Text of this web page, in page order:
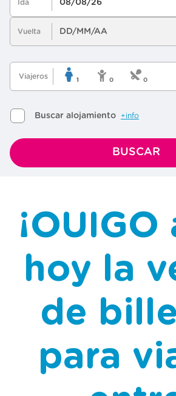
¡OUIGO
hoy la
de
para